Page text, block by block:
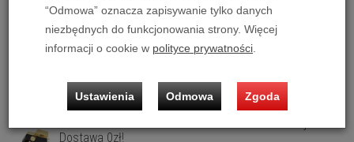
Audio-Technica AT-VM745xML - montaż i kalibracja +
Dostawa 0zł!
1 499,00 zł
Dostawa 0zł!
1 669,00 zł
Dostawa 0zł!
“Odmowa” oznacza zapisywanie tylko danych
niezbędnych do funkcjonowania strony. Więcej
informacji o cookie w polityce prywatności
Ustawienia Odmowa Zgoda